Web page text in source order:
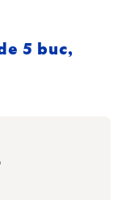
5 buc,